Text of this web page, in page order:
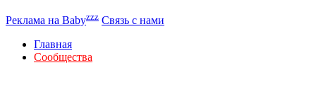
Реклама на Babyzzz Связь с нами
Главная
Сообщества